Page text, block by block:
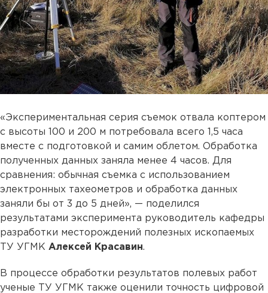
«Экспериментальная серия съемок отвала коптером
с высоты 100 и 200 м потребовала всего 1,5 часа
вместе с подготовкой и самим облетом. Обработка
полученных данных заняла менее 4 часов. Для
сравнения: обычная съемка с использованием
электронных тахеометров и обработка данных
заняли бы от 3 до 5 дней», — поделился
результатами эксперимента руководитель кафедры
разработки месторождений полезных ископаемых
ТУ УГМК Алексей Красавин.
В процессе обработки результатов полевых работ
ученые ТУ УГМК также оценили точность цифровой